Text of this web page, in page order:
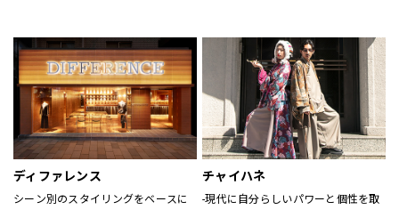
THE SHOP TKは、心地よい毎日をデ
ザインします。
ディファレンス
シーン別のスタイリングをベースに
チャイハネ
-現代に自分らしいパワーと個性を取